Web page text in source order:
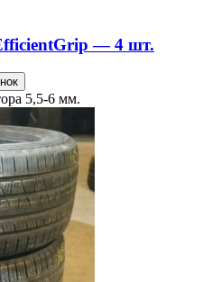
— 4 шт.
5,5-6 мм.